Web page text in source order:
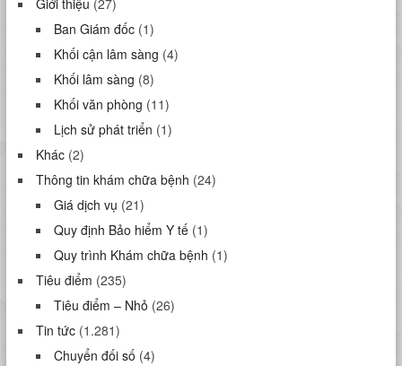
Giới thiệu (27)
Ban Giám đốc(1)
Khối cận lâm sàng (4)
Khối lâm sàng (8)
Khối văn phòng (11)
Lịch sử phát triển (1)
Khác(2)
Thông tin khám chữa bệnh (24)
Giá dịch vụ (21)
Quy định Bảo hiểm Y tế(1)
Quy trình Khám chữa bệnh (1)
Tiêu điểm (235)
Tiêu điểm – Nhỏ (26)
Tin tức(1.281)
Chuyển đối số (4)